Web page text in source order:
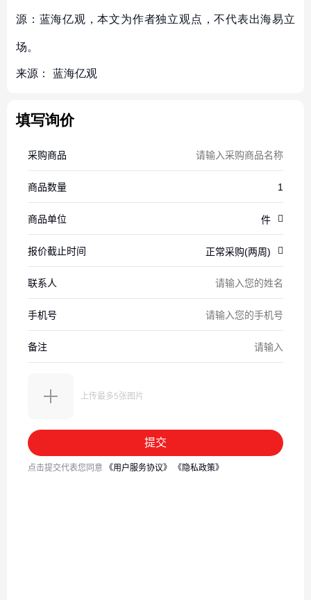
源：蓝海亿观，本文为作者独立观点，不代表出海易立
场。
来源： 蓝海亿观
填写询价